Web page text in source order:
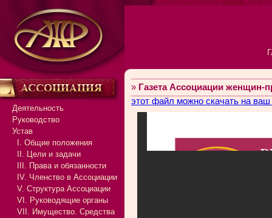
Деятельность
Руководство
Устав
I. Общие положения
II. Цели и задачи
III. Права и обязанности
IV. Членство в Ассоциации
V. Структура Ассоциации
VI. Руководящие органы
VII. Имущество. Средства
» Газета Ассоциации женщин-
этот файл можно скачать на